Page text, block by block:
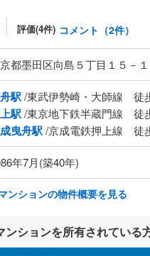
評価(4件) コメント（2件）
都墨田区向島５丁目１５－１
駅/東武伊勢崎・大師線 徒
駅/東京地下鉄半蔵門線 徒
曳舟駅/京成電鉄押上線 徒
年7月(築40年)
ンションの物件概要を見る
ンションを所有されている